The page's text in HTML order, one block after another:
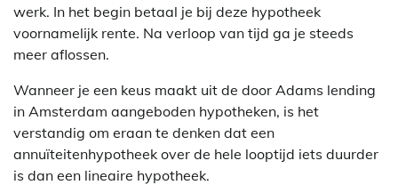
werk. In het begin betaal je bij deze hypotheek
voornamelijk rente. Na verloop van tijd ga je steeds
meer aflossen.
Wanneer je een keus maakt uit de door Adams lending
in Amsterdam aangeboden hypotheken, is het
verstandig om eraan te denken dat een
annuïteitenhypotheek over de hele looptijd iets duurder
is dan een lineaire hypotheek.